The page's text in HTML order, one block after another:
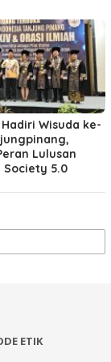
Wisuda ke-
Lulusan
Society 5.0
ETIK